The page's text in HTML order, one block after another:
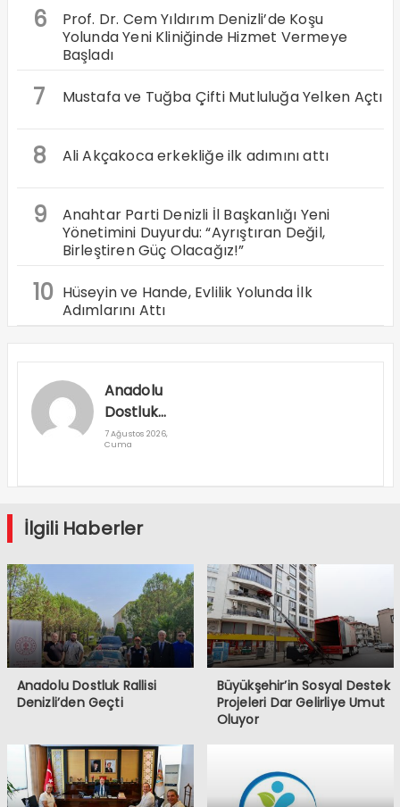
6
Prof. Dr. Cem Yıldırım Denizli’de Koşu
Yolunda Yeni Kliniğinde Hizmet Vermeye
Başladı
7 Mustafa ve Tuğba Çifti Mutluluğa Yelken Açtı
8 Ali Akçakoca erkekliğe ilk adımını attı
9
Anahtar Parti Denizli İl Başkanlığı Yeni
Yönetimini Duyurdu: “Ayrıştıran Değil,
Birleştiren Güç Olacağız!”
10 Hüseyin ve Hande, Evlilik Yolunda İlk
Adımlarını Attı
Anadolu
Dostluk
Rallisi
7 Ağustos 2026,
Cuma
İlgili Haberler
Anadolu Dostluk Rallisi
Denizli’den Geçti
Büyükşehir’in Sosyal Destek
Projeleri Dar Gelirliye Umut
Oluyor